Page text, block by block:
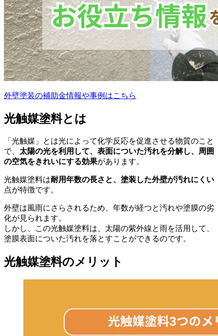
外壁塗装の補助金情報や事例はこちら
光触媒塗料とは
「光触媒」とは光によって化学反応を促進させる物質のこと
で、 太陽の光を利用して、表面についた汚れを分解し、周囲
の空気をきれいにする効果があります。
光触媒塗料は耐用年数の長さと、塗装した外壁が汚れにくい
点が特徴です。
外壁は風雨にさらされるため、年数が経つと汚れや塗膜の劣
化が見られます。
しかし、この光触媒塗料は、太陽の紫外線と雨を活用して、
塗膜表面についた汚れを落とすことができるのです。
光触媒塗料のメリット